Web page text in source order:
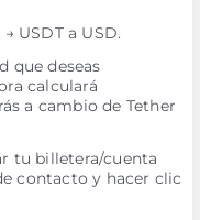
USDT a USD.
que deseas
calculará
a cambio de Tether
tu billetera/cuenta
contacto y hacer clic